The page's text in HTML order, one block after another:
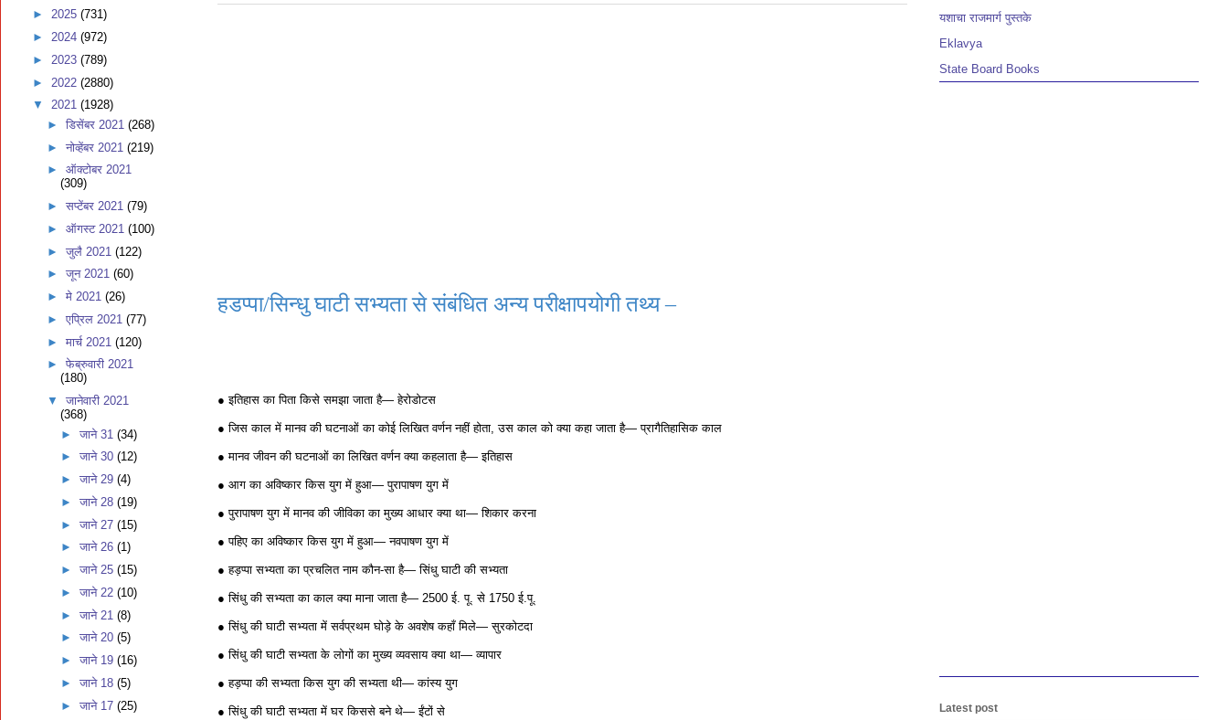
हडप्पा/सिन्धु घाटी सभ्यता से संबंधित अन्य परीक्षापयोगी तथ्य –
● इतिहास का पिता किसे समझा जाता है— हेरोडोटस
● जिस काल में मानव की घटनाओं का कोई लिखित वर्णन नहीं होता, उस काल को क्या कहा जाता है— प्रागैतिहासिक काल
● मानव जीवन की घटनाओं का लिखित वर्णन क्या कहलाता है— इतिहास
● आग का अविष्कार किस युग में हुआ— पुरापाषण युग में
● पुरापाषण युग में मानव की जीविका का मुख्य आधार क्या था— शिकार करना
● पहिए का अविष्कार किस युग में हुआ— नवपाषण युग में
● हड़प्पा सभ्यता का प्रचलित नाम कौन-सा है— सिंधु घाटी की सभ्यता
● सिंधु की सभ्यता का काल क्या माना जाता है— 2500 ई. पू. से 1750 ई.पू.
● सिंधु की घाटी सभ्यता में सर्वप्रथम घोड़े के अवशेष कहाँ मिले— सुरकोटदा
● सिंधु की घाटी सभ्यता के लोगों का मुख्य व्यवसाय क्या था— व्यापार
● हड़प्पा की सभ्यता किस युग की सभ्यता थी— कांस्य युग
● सिंधु की घाटी सभ्यता में घर किससे बने थे— ईंटों से
► 2025 (731)
► 2024 (972)
► 2023 (789)
► 2022 (2880)
▼ 2021 (1928)
► डिसेंबर 2021 (268)
► नोव्हेंबर 2021 (219)
► ऑक्टोबर 2021
(309)
► सप्टेंबर 2021 (79)
► ऑगस्ट 2021 (100)
► जुलै 2021 (122)
► जून 2021 (60)
► मे 2021 (26)
► एप्रिल 2021 (77)
► मार्च 2021 (120)
► फेब्रुवारी 2021
(180)
▼ जानेवारी 2021
(368)
►जाने 31(34)
►जाने 30(12)
►जाने 29(4)
►जाने 28(19)
►जाने 27(15)
►जाने 26(1)
►जाने 25(15)
►जाने 22(10)
►जाने 21(8)
►जाने 20(5)
►जाने 19(16)
►जाने 18(5)
►जाने 17(25)
यशाचा राजमार्ग पुस्तके
Eklavya
State Board Books
Latest post